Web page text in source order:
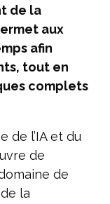
de la
aux
afin
tout en
complets
de l’IA et du
de
de
la